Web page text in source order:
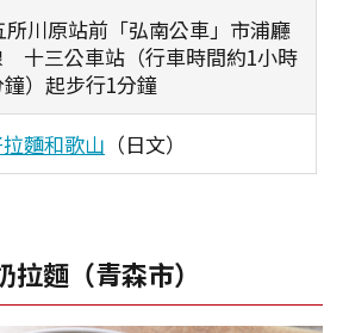
所川原站前「弘南公車」市浦廳
十三公車站（行車時間約1小時
鐘）起步行1分鐘
麵和歌山 （日文）
麵（青森市）